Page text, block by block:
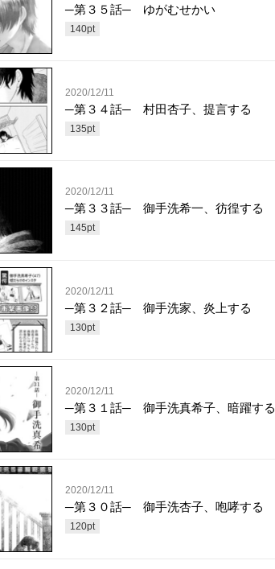
─第３５話─ ゆがむせかい
140pt
2020/12/11
─第３４話─ 村田杏子、提言する
135pt
2020/12/11
─第３３話─ 御手洗希一、彷徨する
145pt
2020/12/11
─第３２話─ 御手洗家、炎上する
130pt
2020/12/11
─第３１話─ 御手洗真希子、暗躍する
130pt
2020/12/11
─第３０話─ 御手洗杏子、咆哮する
120pt